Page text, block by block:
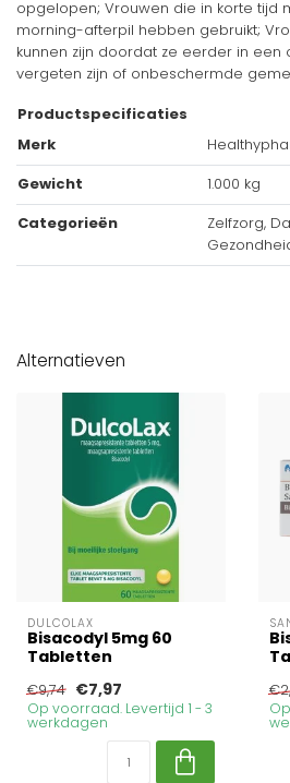
opgelopen; Vrouwen die in korte tijd
morning-afterpil hebben gebruikt;
kunnen zijn doordat ze eerder in
vergeten zijn of onbeschermde
Productspecificaties
Merk
Gewicht
1.000 kg
Categorieën
Zelfzorg,
Alternatieven
DULCOLAX
Bisacodyl 5mg 60
Tabletten
€9,74 €7,97
Op voorraad. Levertijd 1 - 3
werkdagen